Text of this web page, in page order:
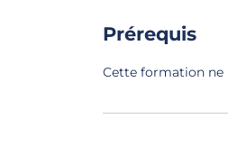
Prérequis
Cette formation ne